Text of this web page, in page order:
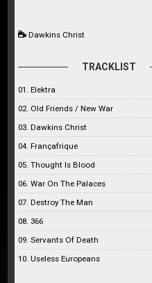
Dawkins Christ
TRACKLIST
01. Elektra
02. Old Friends / New War
03. Dawkins Christ
04. Françafrique
05. Thought Is Blood
06. War On The Palaces
07. Destroy The Man
08. 366
09. Servants Of Death
10. Useless Europeans